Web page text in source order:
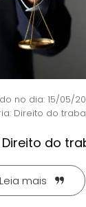
no dia: 15/05/
Direito do
do
Leia mais